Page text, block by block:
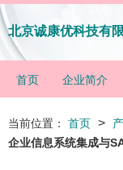
北京诚康优科技有
首页 企业简介
当前位置： 首页 >
企业信息系统集成与